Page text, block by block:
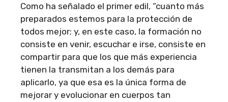
Como ha señalado el primer edil, “cuanto más
preparados estemos para la protección de
todos mejor; y, en este caso, la formación no
consiste en venir, escuchar e irse, consiste en
compartir para que los que más experiencia
tienen la transmitan a los demás para
aplicarlo, ya que esa es la única forma de
mejorar y evolucionar en cuerpos tan